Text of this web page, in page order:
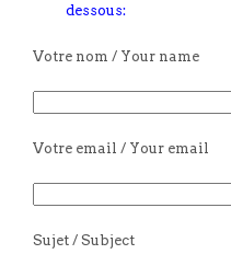
dessous:
Votre nom / Your name
Votre email / Your email
Sujet / Subject